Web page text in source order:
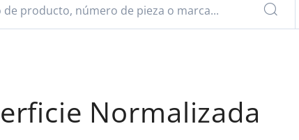
Normalizada